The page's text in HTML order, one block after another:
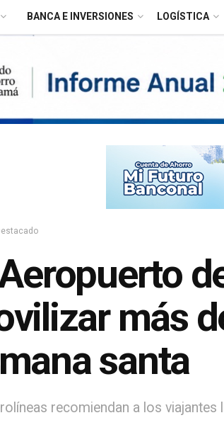
BANCA E INVERSIONES LOGÍSTICA
más
santa
recomiendan a los